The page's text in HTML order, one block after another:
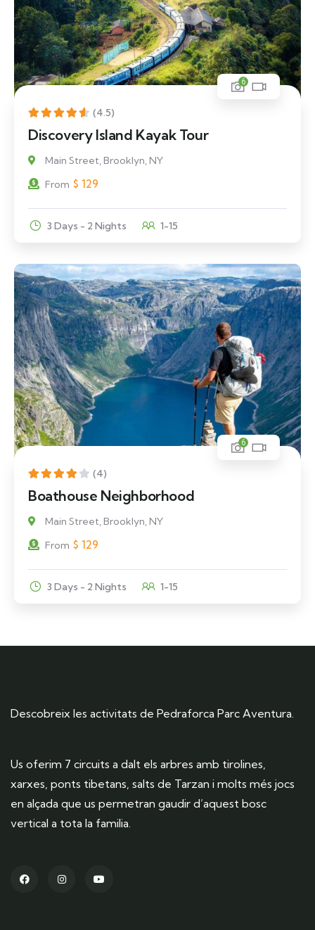
(4.5)
6
Discovery Island Kayak Tour
Main Street, Brooklyn, NY
From $ 129
3 Days - 2 Nights 1-15
(4)
6
Boathouse Neighborhood
Main Street, Brooklyn, NY
From $ 129
3 Days - 2 Nights 1-15
Descobreix les activitats de Pedraforca Parc Aventura.
Us oferim 7 circuits a dalt els arbres amb tirolines,
xarxes, ponts tibetans, salts de Tarzan i molts més jocs
en alçada que us permetran gaudir d’aquest bosc
vertical a tota la familia.